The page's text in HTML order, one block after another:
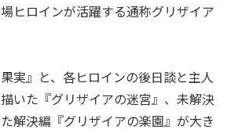
ヒロインが活躍する通称グリザイア
実』と、各ヒロインの後日談と主人
いた『グリザイアの迷宮』、未解決
解決編『グリザイアの楽園』が大き